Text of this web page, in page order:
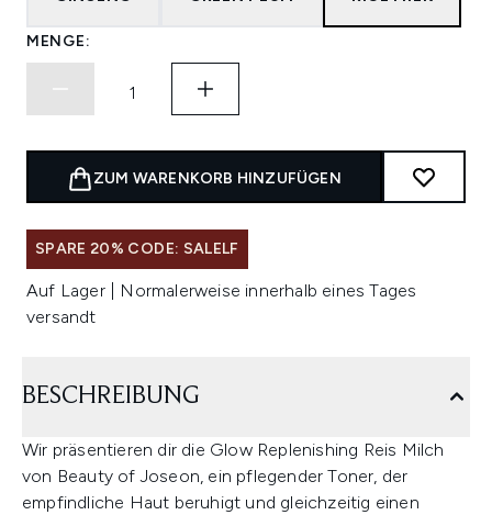
MENGE:
ZUM WARENKORB HINZUFÜGEN
SPARE 20% CODE: SALELF
Auf Lager | Normalerweise innerhalb eines Tages
versandt
BESCHREIBUNG
Wir präsentieren dir die Glow Replenishing Reis Milch
von Beauty of Joseon, ein pflegender Toner, der
empfindliche Haut beruhigt und gleichzeitig einen